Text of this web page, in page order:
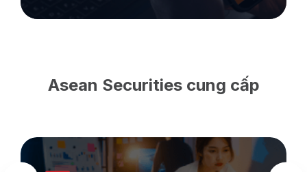
Asean Securities cung cấp